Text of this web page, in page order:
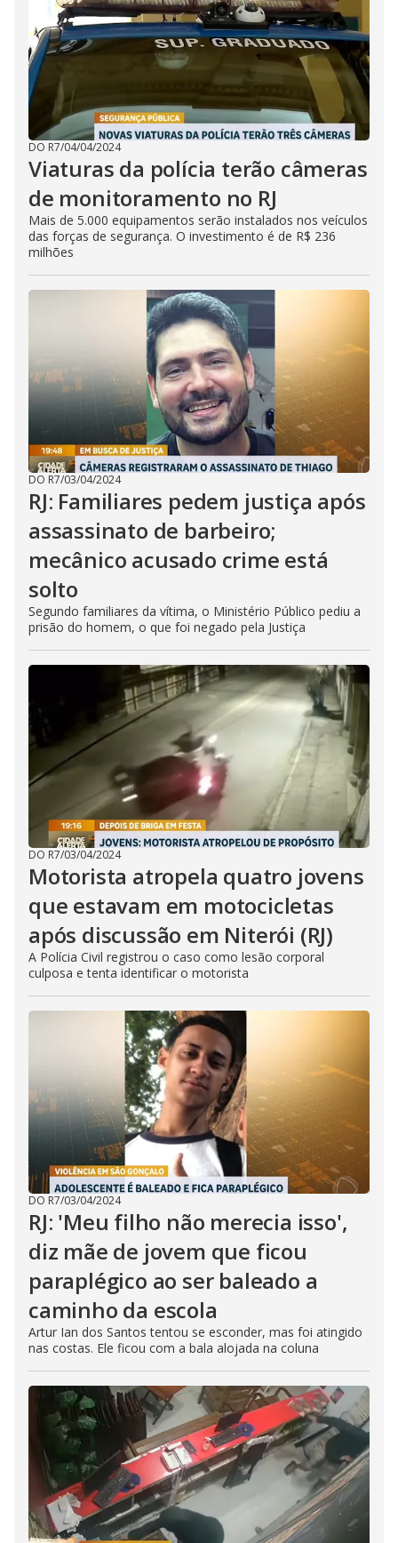
DO R7/04/04/2024
Viaturas da polícia terão câmeras
de monitoramento no RJ
Mais de 5.000 equipamentos serão instalados nos veículos
das forças de segurança. O investimento é de R$ 236
milhões
DO R7/03/04/2024
RJ: Familiares pedem justiça após
assassinato de barbeiro;
mecânico acusado crime está
solto
Segundo familiares da vítima, o Ministério Público pediu a
prisão do homem, o que foi negado pela Justiça
DO R7/03/04/2024
Motorista atropela quatro jovens
que estavam em motocicletas
após discussão em Niterói (RJ)
A Polícia Civil registrou o caso como lesão corporal
culposa e tenta identificar o motorista
DO R7/03/04/2024
RJ: 'Meu filho não merecia isso',
diz mãe de jovem que ficou
paraplégico ao ser baleado a
caminho da escola
Artur Ian dos Santos tentou se esconder, mas foi atingido
nas costas. Ele ficou com a bala alojada na coluna